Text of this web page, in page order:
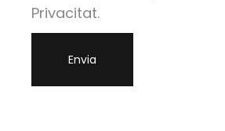
Privacitat.